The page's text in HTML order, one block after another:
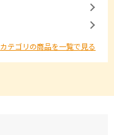
カテゴリの商品を一覧で見る